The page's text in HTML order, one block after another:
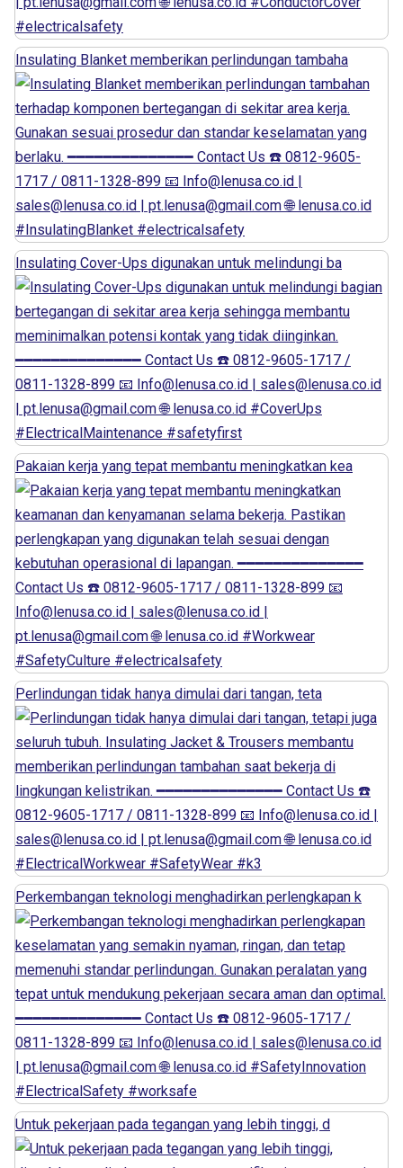
Insulating Blanket memberikan perlindungan tambaha
Insulating Cover-Ups digunakan untuk melindungi ba
Pakaian kerja yang tepat membantu meningkatkan kea
Perlindungan tidak hanya dimulai dari tangan, teta
Perkembangan teknologi menghadirkan perlengkapan k
Untuk pekerjaan pada tegangan yang lebih tinggi, d